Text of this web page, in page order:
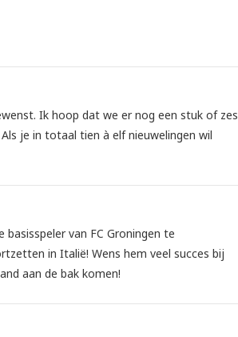
Ik hoop dat we er nog een stuk of zes
je in totaal tien à elf nieuwelingen wil
van FC Groningen te
in Italië! Wens hem veel succes bij
aan de bak komen!